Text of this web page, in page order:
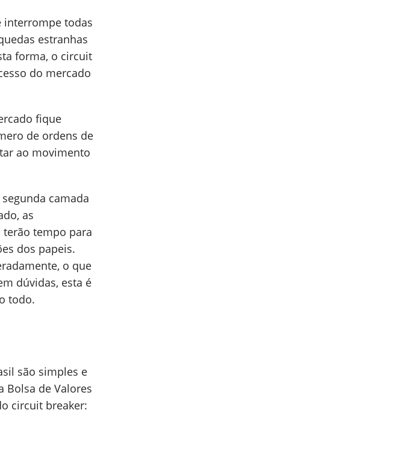
interrompe todas
estranhas
forma, o circuit
do mercado
fique
de ordens de
ao movimento
camada
as
terão tempo para
dos papeis.
o que
dúvidas, esta é
todo.
são simples e
Bolsa de Valores
circuit breaker: